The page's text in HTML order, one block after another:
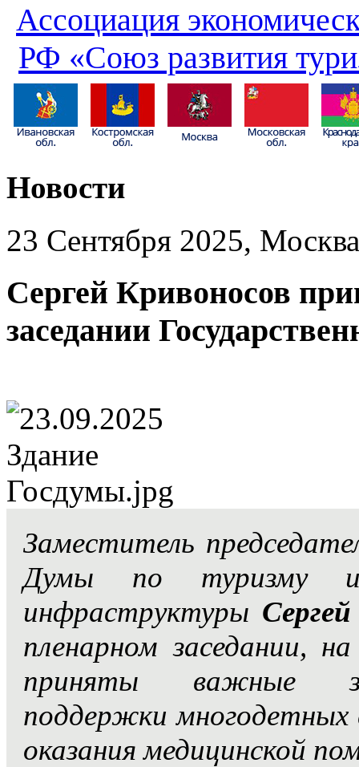
Ассоциация
РФ «Союз развития
Новости
23 Сентября 2025, Москва
Сергей Кривоносов
заседании
Заместитель
Думы по туризму и
инфраструктуры
пленарном заседании,
приняты важные
поддержки
оказания медицинской